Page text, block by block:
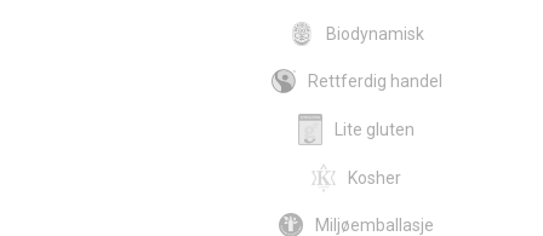
Biodynamisk
Rettferdig handel
Lite gluten
Kosher
Miljøemballasje